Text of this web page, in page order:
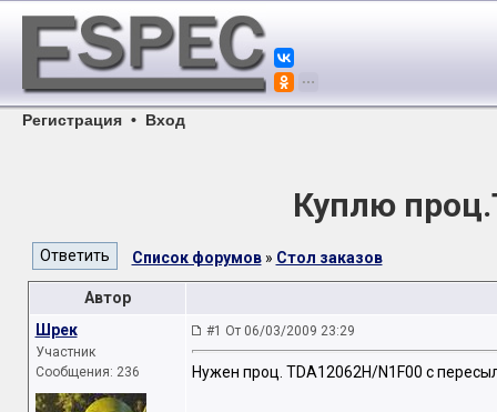
Регистрация • Вход
Куплю
Список форумов» Стол заказов
Автор
Шрек
Участник
Сообщения: 236
#1 От 06/03/2009 23:29
Нужен проц. TDA12062H/N1F00 с